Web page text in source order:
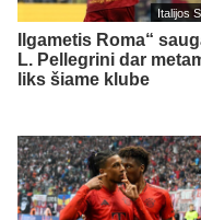
Italijos
Ilgametis Roma“
L. Pellegrini dar
liks šiame klube